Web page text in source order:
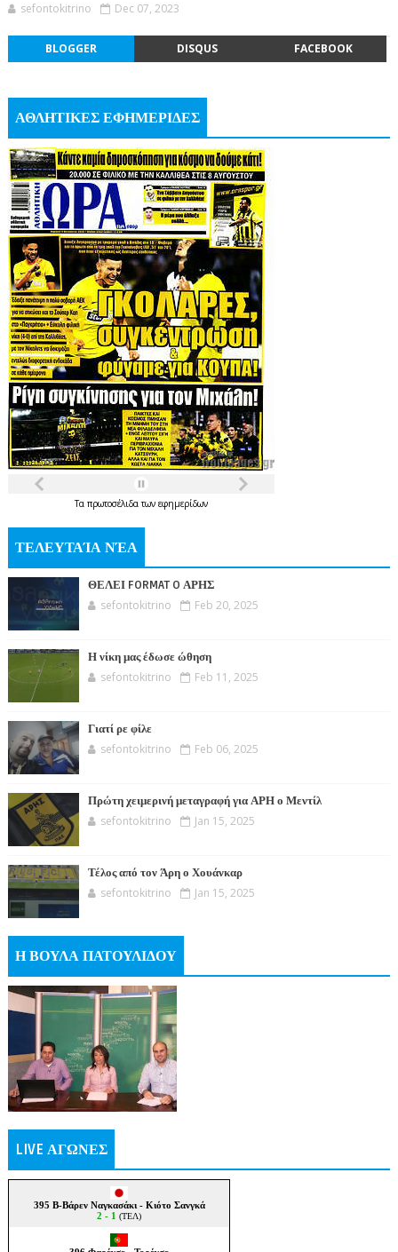
sefontokitrino Dec 07, 2023
BLOGGER DISQUS FACEBOOK
ΑΘΛΗΤΙΚΕΣ ΕΦΗΜΕΡΙΔΕΣ
Τα πρωτοσέλιδατων εφημερίδων
ΤΕΛΕΥΤΑΊΑ ΝΈΑ
ΘΕΛΕΙ FORMAT O ΑΡΗΣ
sefontokitrino Feb 20, 2025
Η νίκη μας έδωσε ώθηση
sefontokitrino Feb 11, 2025
Γιατί ρε φίλε
sefontokitrino Feb 06, 2025
Πρώτη χειμερινή μεταγραφή για ΑΡΗ ο Μεντίλ
sefontokitrino Jan 15, 2025
Τέλος από τον Άρη ο Χουάνκαρ
sefontokitrino Jan 15, 2025
Η ΒΟΥΛΑ ΠΑΤΟΥΛΙΔΟΥ
LIVE ΑΓΩΝΕΣ